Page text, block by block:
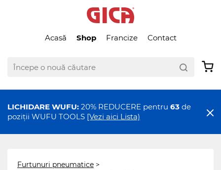
Acasă Shop Francize Contact
LICHIDARE WUFU: 20% REDUCERE pentru 63 de
poziții WUFU TOOLS [Vezi aici Lista)
Furtunuri pneumatice >